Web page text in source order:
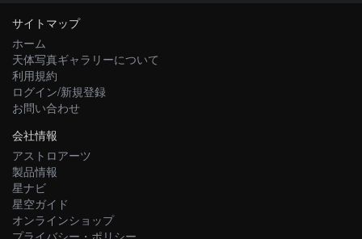
サイトマップ
ホーム
天体写真ギャラリーについて
利用規約
ログイン/新規登録
お問い合わせ
会社情報
アストロアーツ
製品情報
星ナビ
星空ガイド
オンラインショップ
プライバシー・ポリシー